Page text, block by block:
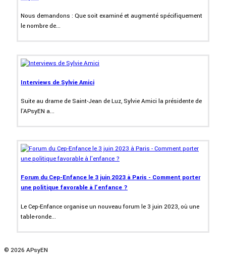
Nous demandons : Que soit examiné et augmenté spécifiquement
le nombre de...
Interviews de Sylvie Amici
Suite au drame de Saint-Jean de Luz, Sylvie Amici la présidente de
l'APsyEN a...
Forum du Cep-Enfance le 3 juin 2023 à Paris - Comment porter
une politique favorable à l'enfance ?
Le Cep-Enfance organise un nouveau forum le 3 juin 2023, où une
table-ronde...
© 2026 APsyEN